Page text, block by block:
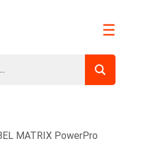
☰
MATRIX PowerPro